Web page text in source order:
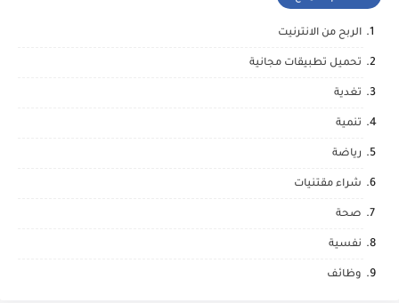
الربح من الانترنيت
تحميل تطبيقات مجانية
تغدية
تنمية
رياضة
شراء مقتنيات
صحة
نفسية
وظائف